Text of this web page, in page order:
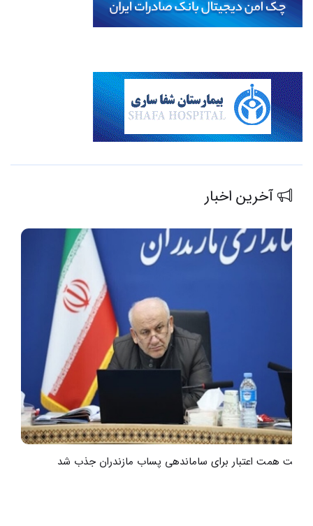
آخرین اخبار
هشت همت اعتبار برای ساماندهی پساب مازندران جذب شد